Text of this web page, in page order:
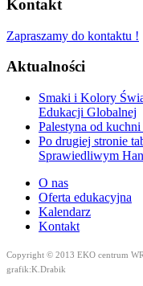
Kontakt
Zapraszamy do kontaktu !
Aktualności
Smaki i Kolory
Edukacji Globalnej
Palestyna od
Po drugiej stronie
Sprawiedliwym
O nas
Oferta edukacyjna
Kalendarz
Kontakt
Copyright © 2013 EKO centrum
grafik:K.Drabik